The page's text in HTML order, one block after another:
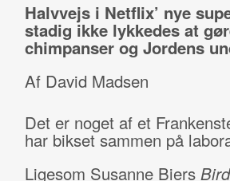
Halvvejs i Netflix’ nye
stadig ikke lykkedes at
chimpanser og Jordens
Af David Madsen
Det er noget af et
har bikset sammen på
Ligesom Susanne Biers